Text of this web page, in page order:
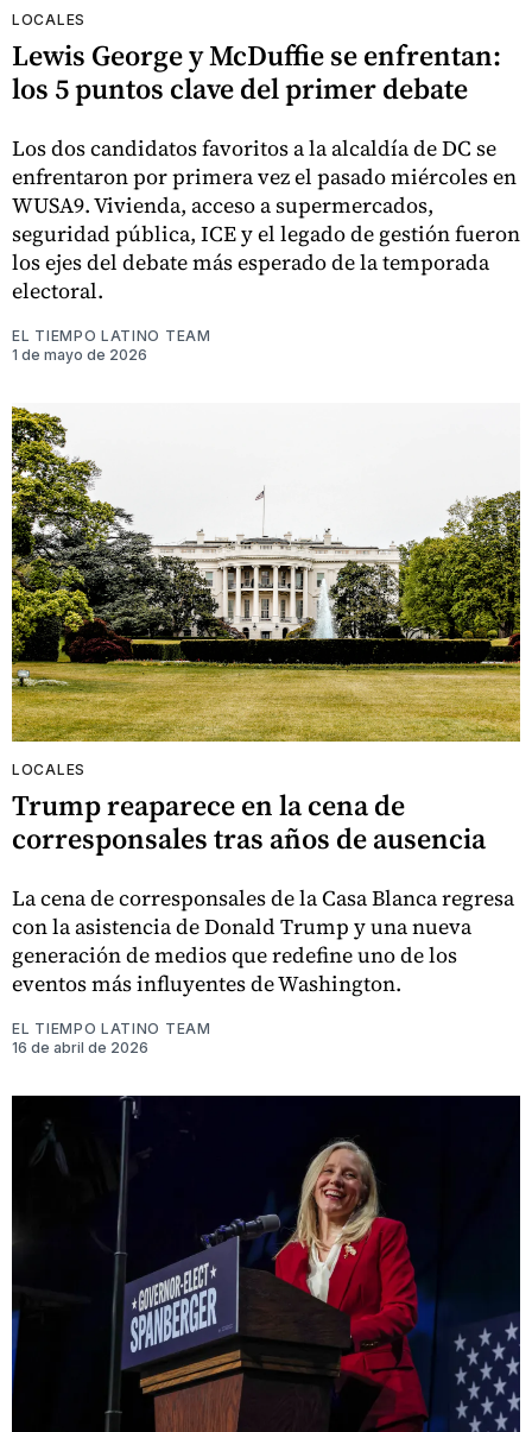
LOCALES
Lewis George y McDuffie se enfrentan:
los 5 puntos clave del primer debate
Los dos candidatos favoritos a la alcaldía de DC se
enfrentaron por primera vez el pasado miércoles en
WUSA9. Vivienda, acceso a supermercados,
seguridad pública, ICE y el legado de gestión fueron
los ejes del debate más esperado de la temporada
electoral.
EL TIEMPO LATINO TEAM
1 de mayo de 2026
LOCALES
Trump reaparece en la cena de
corresponsales tras años de ausencia
La cena de corresponsales de la Casa Blanca regresa
con la asistencia de Donald Trump y una nueva
generación de medios que redefine uno de los
eventos más influyentes de Washington.
EL TIEMPO LATINO TEAM
16 de abril de 2026